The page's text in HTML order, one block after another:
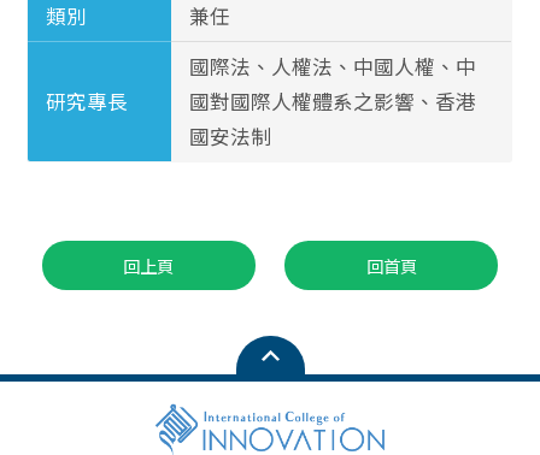
類別
兼任
研究專長
國際法、人權法、中國人權、中
國對國際人權體系之影響、香港
國安法制
回上頁 回首頁